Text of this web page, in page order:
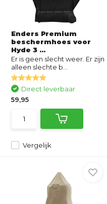
Enders Premium
beschermhoes voor
Hyde 3 ...
Er is geen slecht weer. Er zijn
alleen slechte b...
Vergelijk
Direct leverbaar
59,95